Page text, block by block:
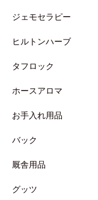
ジェモセラピー
ヒルトンハーブ
タフロック
ホースアロマ
お手入れ用品
バック
厩舎用品
グッツ